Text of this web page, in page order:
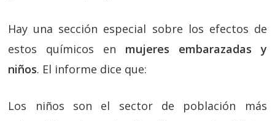
Hay una sección especial sobre los efectos de
estos químicos en mujeres embarazadas y
niños. El informe dice que:
Los niños son el sector de población más